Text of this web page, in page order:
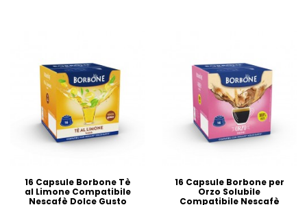
16 Capsule Borbone Tè
al Limone Compatibile
Nescafè Dolce Gusto
16 Capsule Borbone per
Orzo Solubile
Compatibile Nescafè